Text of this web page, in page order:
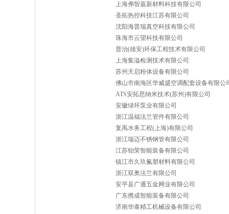
上海弗智嘉新材料科技有限公司
圣拓热控科技江苏有限公司
沈阳海普瑞真空科技有限公司
珠海市云望科技有限公司
普治(雄安)环保工程技术有限公司
上海集溢检测技术有限公司
苏州天启粉体设备有限公司
佛山市南海区华威盛空调配套设备有限公
ATS安拓思纳米技术(苏州)有限公司
安徽绿环泵业有限公司
浙江温福法兰管件有限公司
复禹水务工程(上海)有限公司
浙江瑞迈不锈钢管有限公司
江苏铂荣智能装备有限公司
镇江市久玖氟塑材料有限公司
浙江双奥法兰有限公司
安平县广通五金网业有限公司
广东携成智能装备有限公司
济南华泰精工机械设备有限公司